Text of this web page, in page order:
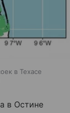
в Техасе
в Остине